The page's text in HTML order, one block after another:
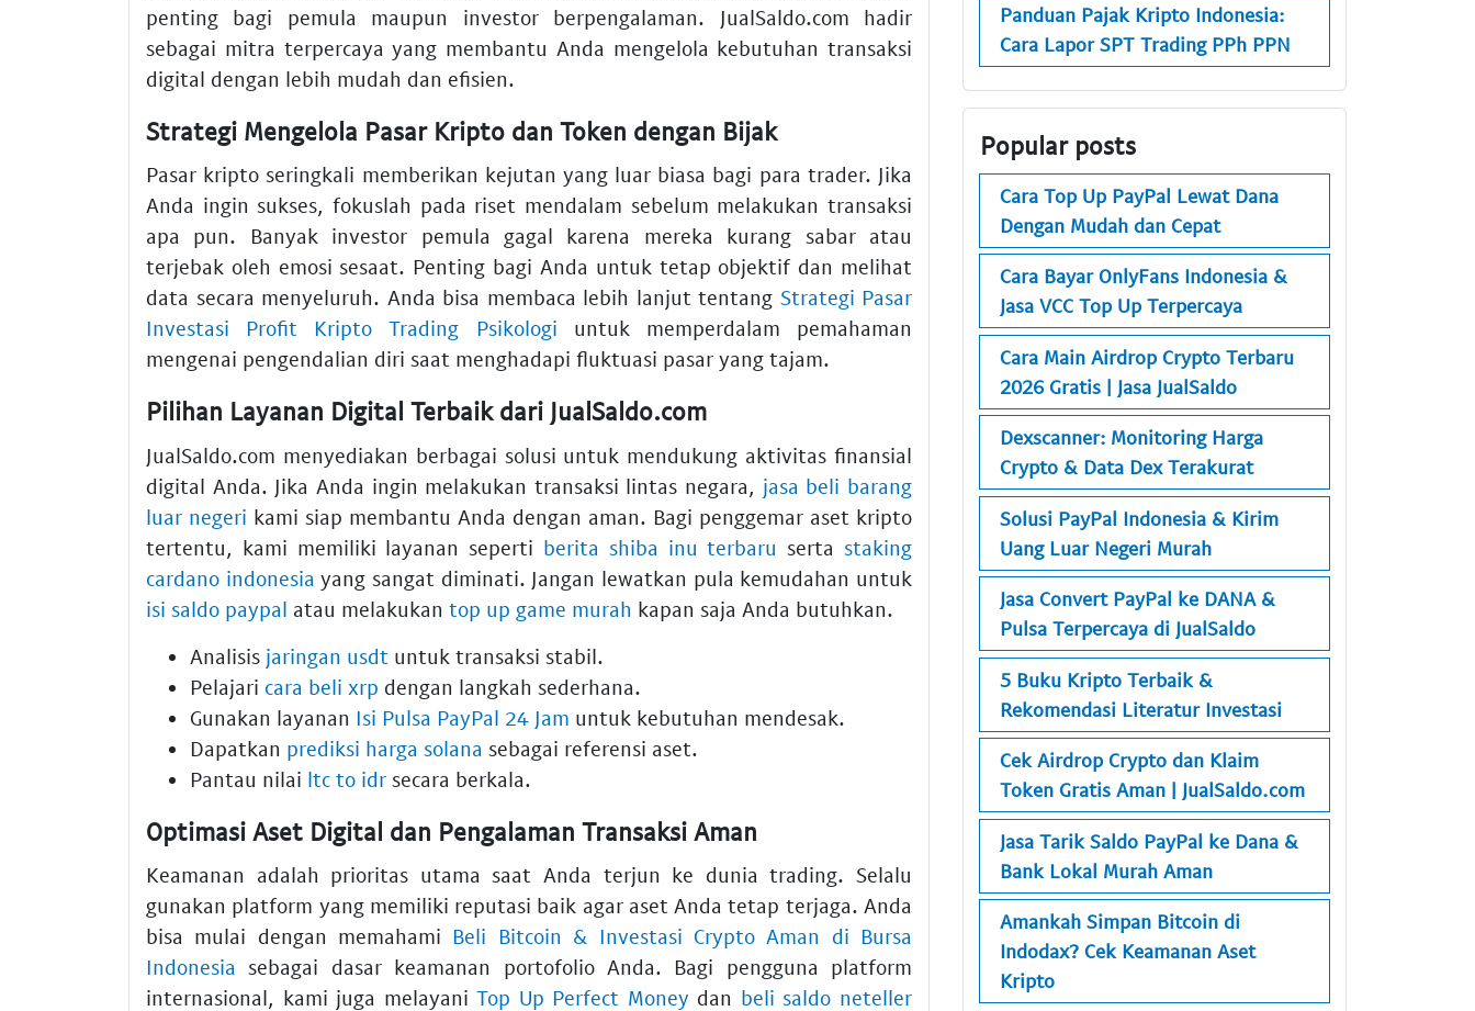
penting bagi pemula maupun investor berpengalaman. JualSaldo.com hadir
sebagai mitra terpercaya yang membantu Anda mengelola kebutuhan transaksi
digital dengan lebih mudah dan efisien.
Strategi Mengelola Pasar Kripto dan Token dengan Bijak
Pasar kripto seringkali memberikan kejutan yang luar biasa bagi para trader. Jika
Anda ingin sukses, fokuslah pada riset mendalam sebelum melakukan transaksi
apa pun. Banyak investor pemula gagal karena mereka kurang sabar atau
terjebak oleh emosi sesaat. Penting bagi Anda untuk tetap objektif dan melihat
data secara menyeluruh. Anda bisa membaca lebih lanjut tentang Strategi Pasar
Investasi Profit Kripto Trading Psikologi untuk memperdalam pemahaman
mengenai pengendalian diri saat menghadapi fluktuasi pasar yang tajam.
Pilihan Layanan Digital Terbaik dari JualSaldo.com
JualSaldo.com menyediakan berbagai solusi untuk mendukung aktivitas finansial
digital Anda. Jika Anda ingin melakukan transaksi lintas negara, jasa beli barang
luar negeri kami siap membantu Anda dengan aman. Bagi penggemar aset kripto
tertentu, kami memiliki layanan seperti berita shiba inu terbaru sertastaking
cardano indonesia yang sangat diminati. Jangan lewatkan pula kemudahan untuk
isi saldo paypal atau melakukan top up game murah kapan saja Anda butuhkan.
Analisis jaringan usdt untuk transaksi stabil.
Pelajari cara beli xrp dengan langkah sederhana.
Gunakan layanan Isi Pulsa PayPal 24 Jam untuk kebutuhan mendesak.
Dapatkan prediksi harga solana sebagai referensi aset.
Pantau nilai ltc to idr secara berkala.
Optimasi Aset Digital dan Pengalaman Transaksi Aman
Keamanan adalah prioritas utama saat Anda terjun ke dunia trading. Selalu
gunakan platform yang memiliki reputasi baik agar aset Anda tetap terjaga. Anda
bisa mulai dengan memahami Beli Bitcoin & Investasi Crypto Aman di Bursa
Indonesia sebagai dasar keamanan portofolio Anda. Bagi pengguna platform
internasional, kami juga melayaniTop Up Perfect Money dan beli saldo neteller
Panduan Pajak Kripto Indonesia:
Cara Lapor SPT Trading PPh PPN
Popular posts
Cara Top Up PayPal Lewat Dana
Dengan Mudah dan Cepat
Cara Bayar OnlyFans Indonesia &
Jasa VCC Top Up Terpercaya
Cara Main Airdrop Crypto Terbaru
2026 Gratis | Jasa JualSaldo
Dexscanner: Monitoring Harga
Crypto & Data Dex Terakurat
Solusi PayPal Indonesia & Kirim
Uang Luar Negeri Murah
Jasa Convert PayPal ke DANA &
Pulsa Terpercaya di JualSaldo
5 Buku Kripto Terbaik &
Rekomendasi Literatur Investasi
Cek Airdrop Crypto dan Klaim
Token Gratis Aman | JualSaldo.com
Jasa Tarik Saldo PayPal ke Dana &
Bank Lokal Murah Aman
Amankah Simpan Bitcoin di
Indodax? Cek Keamanan Aset
Kripto